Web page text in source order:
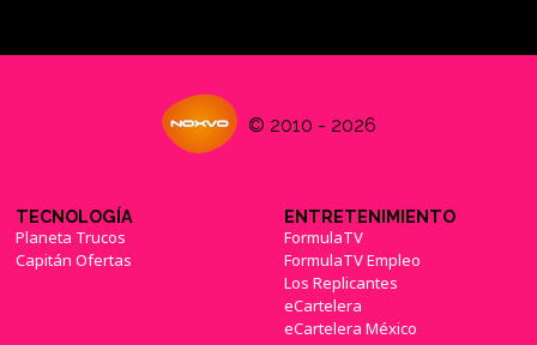
© 2010 - 2026
TECNOLOGÍA
Planeta Trucos
Capitán Ofertas
ENTRETENIMIENTO
FormulaTV
FormulaTV Empleo
Los Replicantes
eCartelera
eCartelera México